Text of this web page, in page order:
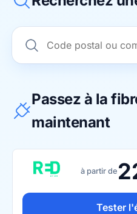
Passez à la
maintenant
à partir de
Tester